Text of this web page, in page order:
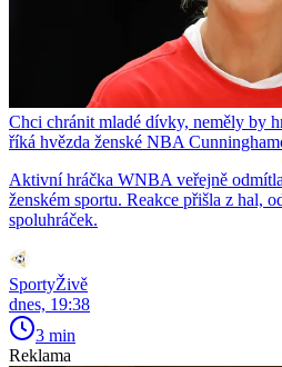
Chci chránit mladé dívky, neměly by
říká hvězda ženské NBA
Aktivní hráčka WNBA veřejně
ženském sportu. Reakce přišla z hal,
spoluhráček.
SportyŽivě
dnes, 19:38
3 min
Reklama